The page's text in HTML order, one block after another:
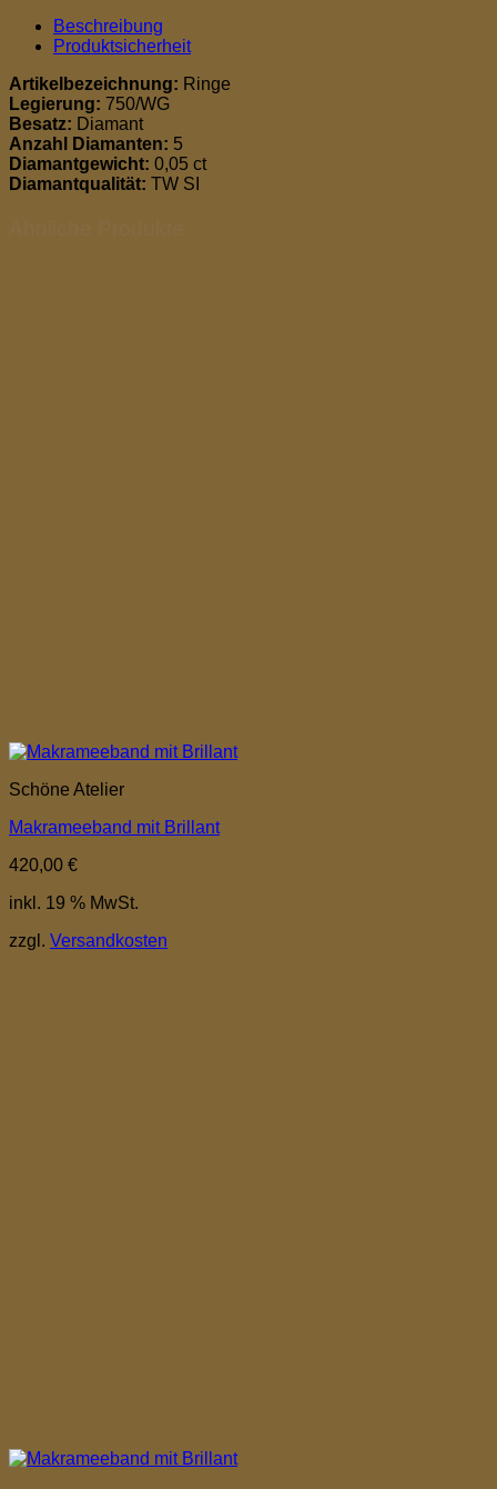
Beschreibung
Produktsicherheit
Artikelbezeichnung: Ringe
Legierung: 750/WG
Besatz: Diamant
Anzahl Diamanten: 5
Diamantgewicht: 0,05 ct
Diamantqualität: TW SI
Schöne Atelier
Makrameeband mit Brillant
420,00 €
inkl. 19 % MwSt.
zzgl. Versandkosten